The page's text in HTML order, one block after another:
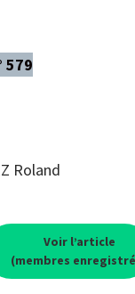
579
Roland
Voir l’article
(membres